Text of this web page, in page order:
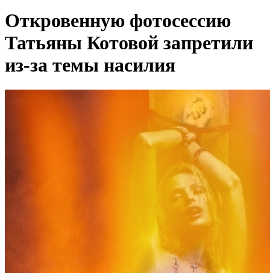
Откровенную фотосессию
Татьяны Котовой запретили
из-за темы насилия